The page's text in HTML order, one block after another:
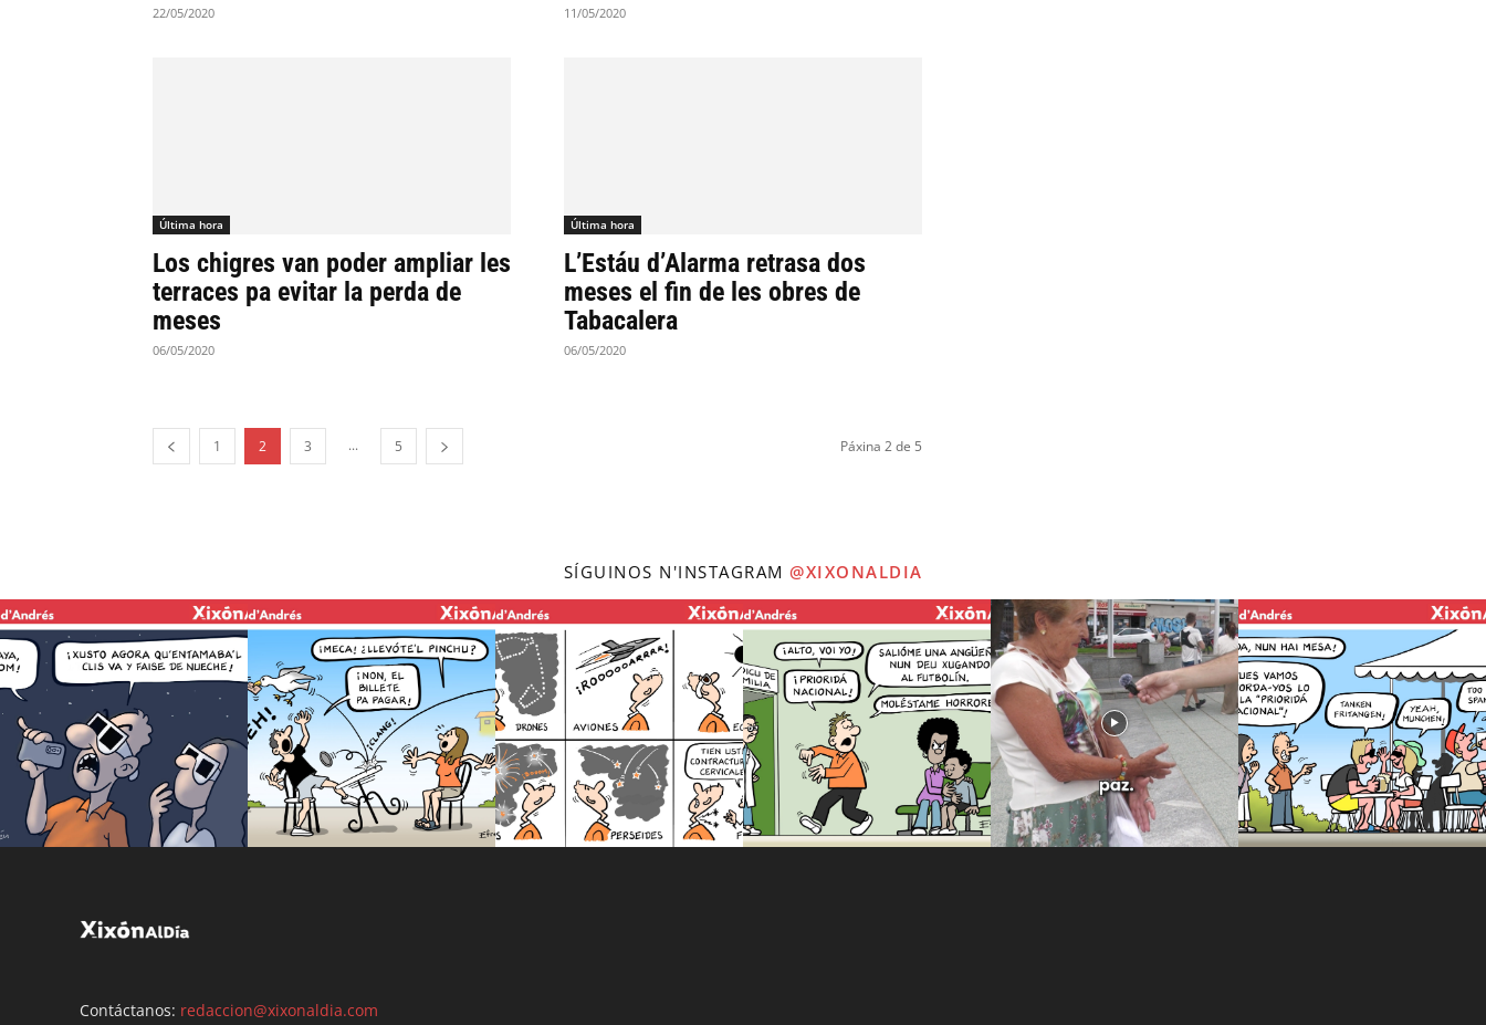
22/05/2020 11/05/2020
Última hora
Los chigres van poder ampliar les
terraces pa evitar la perda de
meses
06/05/2020
Última hora
L’Estáu d’Alarma retrasa dos
meses el fin de les obres de
Tabacalera
06/05/2020
1 2 3 ... 5 Páxina 2 de 5
SÍGUINOS N'INSTAGRAM @XIXONALDIA
Contáctanos: redaccion@xixonaldia.com